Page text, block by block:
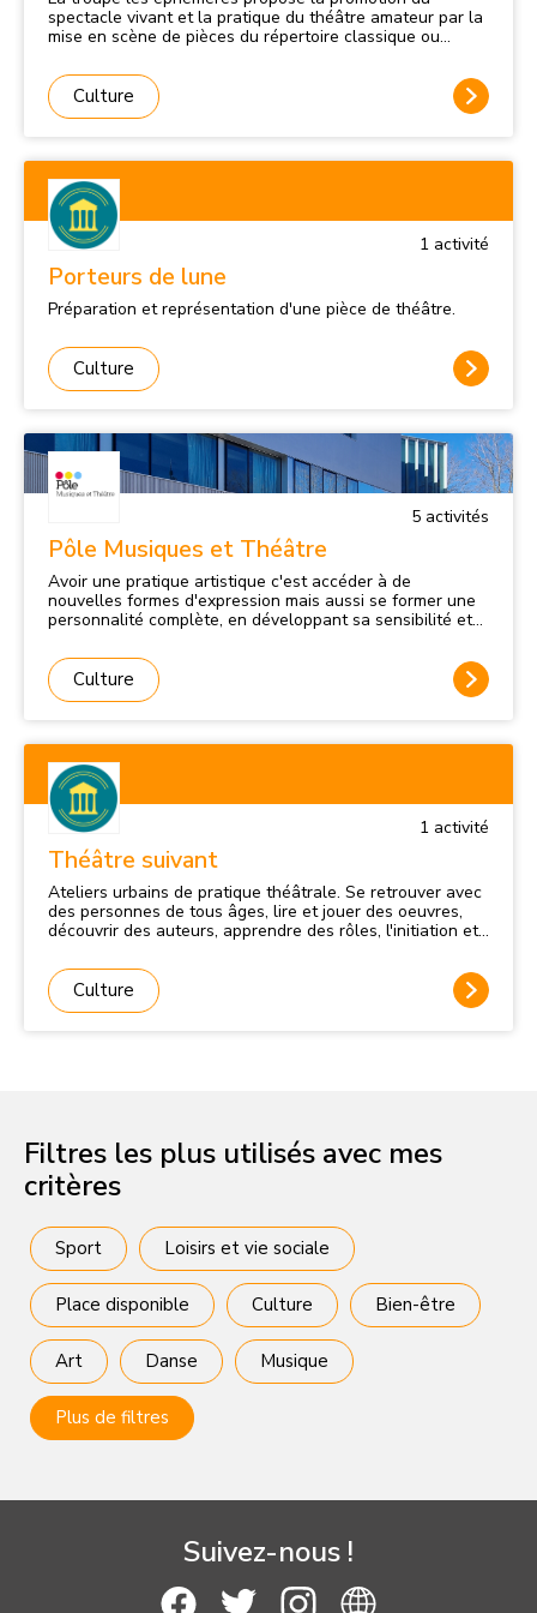
spectacle vivant et la pratique du théâtre amateur par la
mise en scène de pièces du répertoire classique ou
décors, représentations dans la région. Les Éphémères
sont nés en 2000, du désir de monter une Comédie
Ballet, sans souci du lendemain... d'où leur nom. Mais la
Feydeau, Anouilh Tardieu et Ribes, sans oublier une
expérience dramatique avec «12 hommes en colère ».
Culture
1 activité
Porteurs de lune
Préparation et représentation d'une pièce de théâtre.
Culture
5 activités
Pôle Musiques et Théâtre
Avoir une pratique artistique c'est accéder à de
nouvelles formes d'expression mais aussi se former une
personnalité complète, en développant sa sensibilité et
ses émotions. Vous souhaitez pour votre enfant ou vous-
même pratiquer la musique ou le théâtre à Montigny-le-
Bretonneux. Vous vous interrogez sur un certain nombre
Rayonnement Communal - L'École Municipale de Théâtre
- Les Studios sont désormais regroupés sous un même «
Pôle » afin de croiser les arts, les esthétiques, mais avant
tout pour vous orienter vers le lieu le plus adapté à votre
demande.
Culture
1 activité
Théâtre suivant
Ateliers urbains de pratique théâtrale. Se retrouver avec
des personnes de tous âges, lire et jouer des oeuvres,
découvrir des auteurs, apprendre des rôles, l'initiation et
assister ensemble à des pièces présentées sur la scène
Saint-Quentinoises, c'est tout cela l'atelier urbain...
Culture
Filtres les plus utilisés avec mes
critères
Sport Loisirs et vie sociale
Place disponible Culture Bien-être
Art Danse Musique
Plus de filtres
Suivez-nous !